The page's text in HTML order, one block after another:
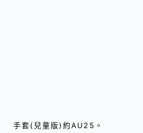
手套(兒童版)約AU25。